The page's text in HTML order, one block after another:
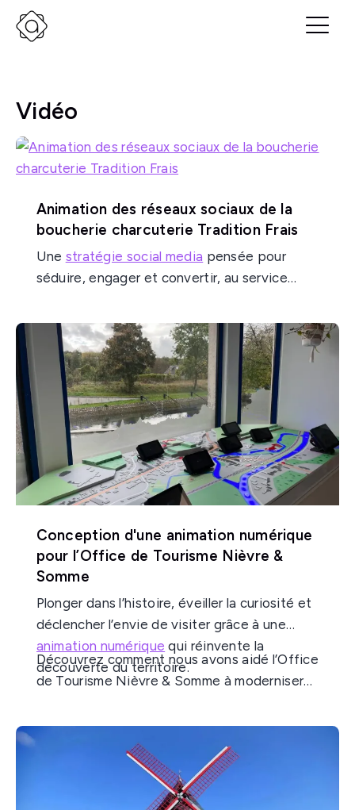
Vidéo
Animation des réseaux sociaux de la
boucherie charcuterie Tradition Frais
Une stratégie social media pensée pour
séduire, engager et convertir, au service
plus de clients, amplifier sa notoriété
locale et créer une vraie communauté
autour de ses produits.
Conception d'une animation numérique
pour l’Office de Tourisme Nièvre &
Somme
Plonger dans l’histoire, éveiller la curiosité et
déclencher l’envie de visiter grâce à une
animation numérique qui réinvente la
découverte du territoire.
Découvrez comment nous avons aidé l’Office
de Tourisme Nièvre & Somme à moderniser
l’attractivité du patrimoinelocal et
augmenter l’engagement autour du territoire
de Picquigny, avec une solution digitale
innovante et mémorable.